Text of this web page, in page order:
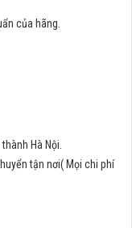
của hãng.
Hà Nội.
tận nơi( Mọi chi phí